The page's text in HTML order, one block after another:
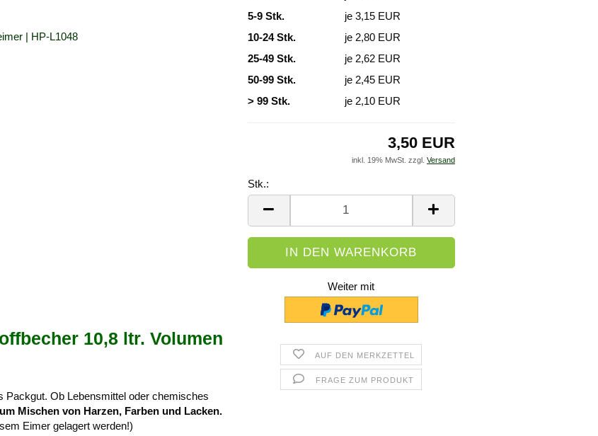
5-9 Stk.
je 3,15 EUR
10-24 Stk.
je 2,80 EUR
25-49 Stk.
je 2,62 EUR
50-99 Stk.
je 2,45 EUR
> 99 Stk.
je 2,10 EUR
3,50 EUR
inkl. 19% MwSt. zzgl. Versand
Stk.:
Stk.
Weiter mit
AUF DEN MERKZETTEL
FRAGE ZUM PRODUKT
10,8 ltr. Volumen
Packgut. Ob Lebensmittel oder chemisches
Mischen von Harzen, Farben und Lacken.
Eimer gelagert werden!)